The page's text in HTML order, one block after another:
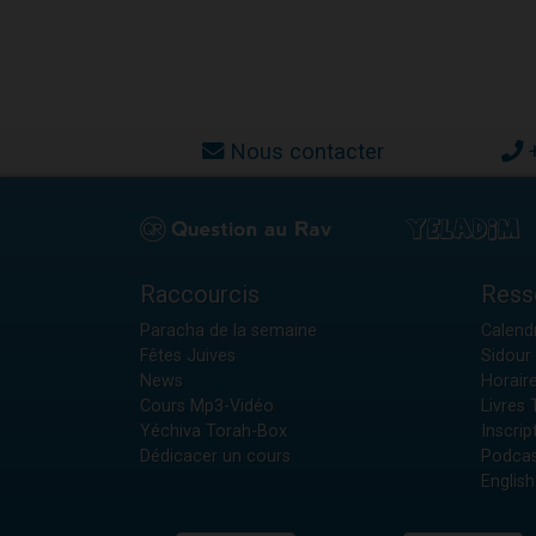
Nous contacter
Raccourcis
Paracha de la semaine
Fêtes Juives
News
Cours Mp3-Vidéo
Yéchiva Torah-Box
Dédicacer un cours
Sidour
Livres